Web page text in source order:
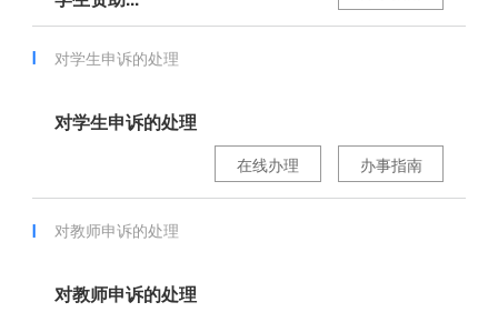
对学生申诉的处理
对学生申诉的处理
办事指南
在线办理
对教师申诉的处理
对教师申诉的处理